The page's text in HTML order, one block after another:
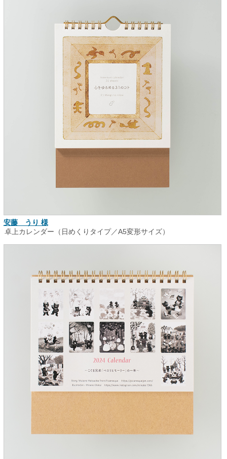
安藤 うり 様
卓上カレンダー（日めくりタイプ／A5変形サイズ）